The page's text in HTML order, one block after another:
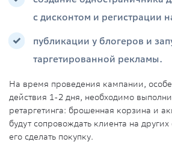
с дисконтом и регистрации
публикации у блогеров и
таргетированной рекламы.
На время проведения кампании,
действия 1-2 дня, необходимо
ретаргетинга: брошенная корзина и
будут сопровождать клиента на
его сделать покупку.